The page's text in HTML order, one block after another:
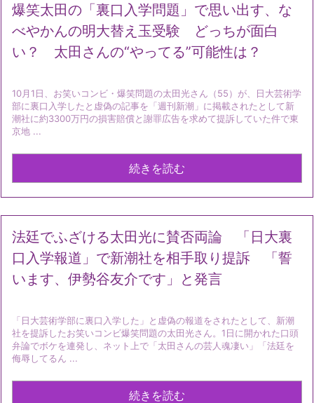
爆笑太田の「裏口入学問題」で思い出す、な
べやかんの明大替え玉受験 どっちが面白
い？ 太田さんの“やってる”可能性は？
10月1日、お笑いコンビ・爆笑問題の太田光さん（55）が、日大芸術学
部に裏口入学したと虚偽の記事を「週刊新潮」に掲載されたとして新
潮社に約3300万円の損害賠償と謝罪広告を求めて提訴していた件で東
京地 ...
続きを読む
法廷でふざける太田光に賛否両論 「日大裏
口入学報道」で新潮社を相手取り提訴 「誓
います、伊勢谷友介です」と発言
「日大芸術学部に裏口入学した」と虚偽の報道をされたとして、新潮
社を提訴したお笑いコンビ爆笑問題の太田光さん。1日に開かれた口頭
弁論でボケを連発し、ネット上で「太田さんの芸人魂凄い」「法廷を
侮辱してるん ...
続きを読む